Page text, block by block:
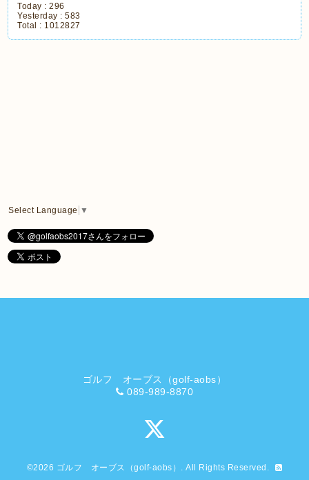
Today :296
Yesterday :583
Total : 1012827
Select Language ▼
ゴルフ オーブス（golf-aobs）
089-989-8870
©2026 ゴルフ オーブス（golf-aobs） . All Rights Reserved.